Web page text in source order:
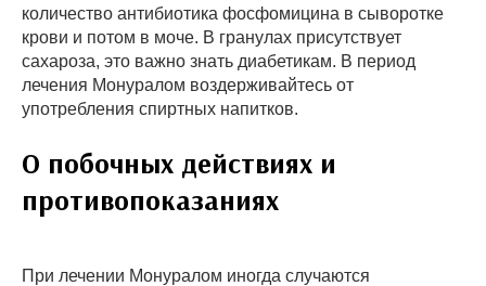
количество антибиотика фосфомицина в сыворотке
крови и потом в моче. В гранулах присутствует
сахароза, это важно знать диабетикам. В период
лечения Монуралом воздерживайтесь от
употребления спиртных напитков.
О побочных действиях и
противопоказаниях
При лечении Монуралом иногда случаются